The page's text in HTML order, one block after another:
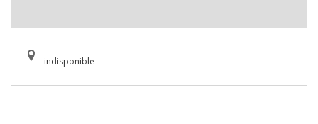
indisponible